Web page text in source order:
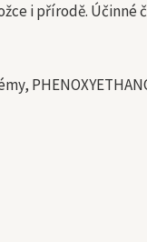
i přírodě. Účinné